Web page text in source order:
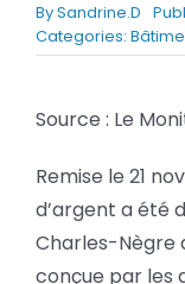
Rechercher:
BySandrine.D
Categories:
Source : Le
Remise le 21
d’argent a été
Charles-Nègre
conçue par les